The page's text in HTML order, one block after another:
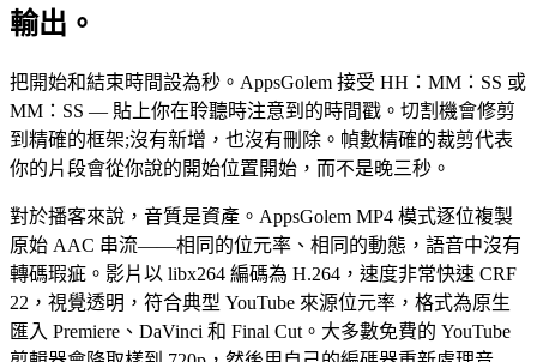
輸出。
把開始和結束時間設為秒。AppsGolem 接受 HH：MM：SS 或
MM：SS — 貼上你在聆聽時注意到的時間戳。切割機會修剪
到精確的框架;沒有新增，也沒有刪除。幀數精確的裁剪代表
你的片段會從你說的開始位置開始，而不是晚三秒。
對於播客來說，音質是資產。AppsGolem MP4 模式逐位複製
原始 AAC 串流——相同的位元率、相同的動態，語音中沒有
轉碼瑕疵。影片以 libx264 編碼為 H.264，速度非常快速 CRF
22，視覺透明，符合典型 YouTube 來源位元率，格式為原生
匯入 Premiere、DaVinci 和 Final Cut。大多數免費的 YouTube